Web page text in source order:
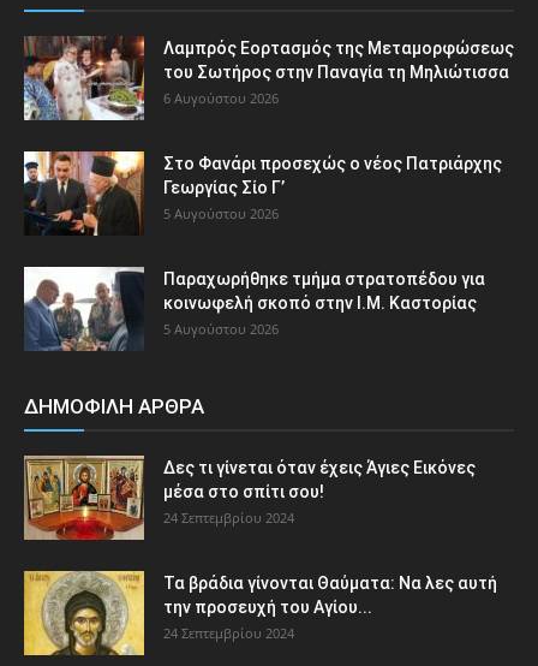
Λαμπρός Εορτασμός της Μεταμορφώσεως
του Σωτήρος στην Παναγία τη Μηλιώτισσα
6 Αυγούστου 2026
Στο Φανάρι προσεχώς ο νέος Πατριάρχης
Γεωργίας Σίο Γ’
5 Αυγούστου 2026
Παραχωρήθηκε τμήμα στρατοπέδου για
κοινωφελή σκοπό στην Ι.Μ. Καστορίας
5 Αυγούστου 2026
ΔΗΜΟΦΙΛΗ ΑΡΘΡΑ
Δες τι γίνεται όταν έχεις Άγιες Εικόνες
μέσα στο σπίτι σου!
24 Σεπτεμβρίου 2024
Τα βράδια γίνονται Θαύματα: Να λες αυτή
την προσευχή του Αγίου...
24 Σεπτεμβρίου 2024